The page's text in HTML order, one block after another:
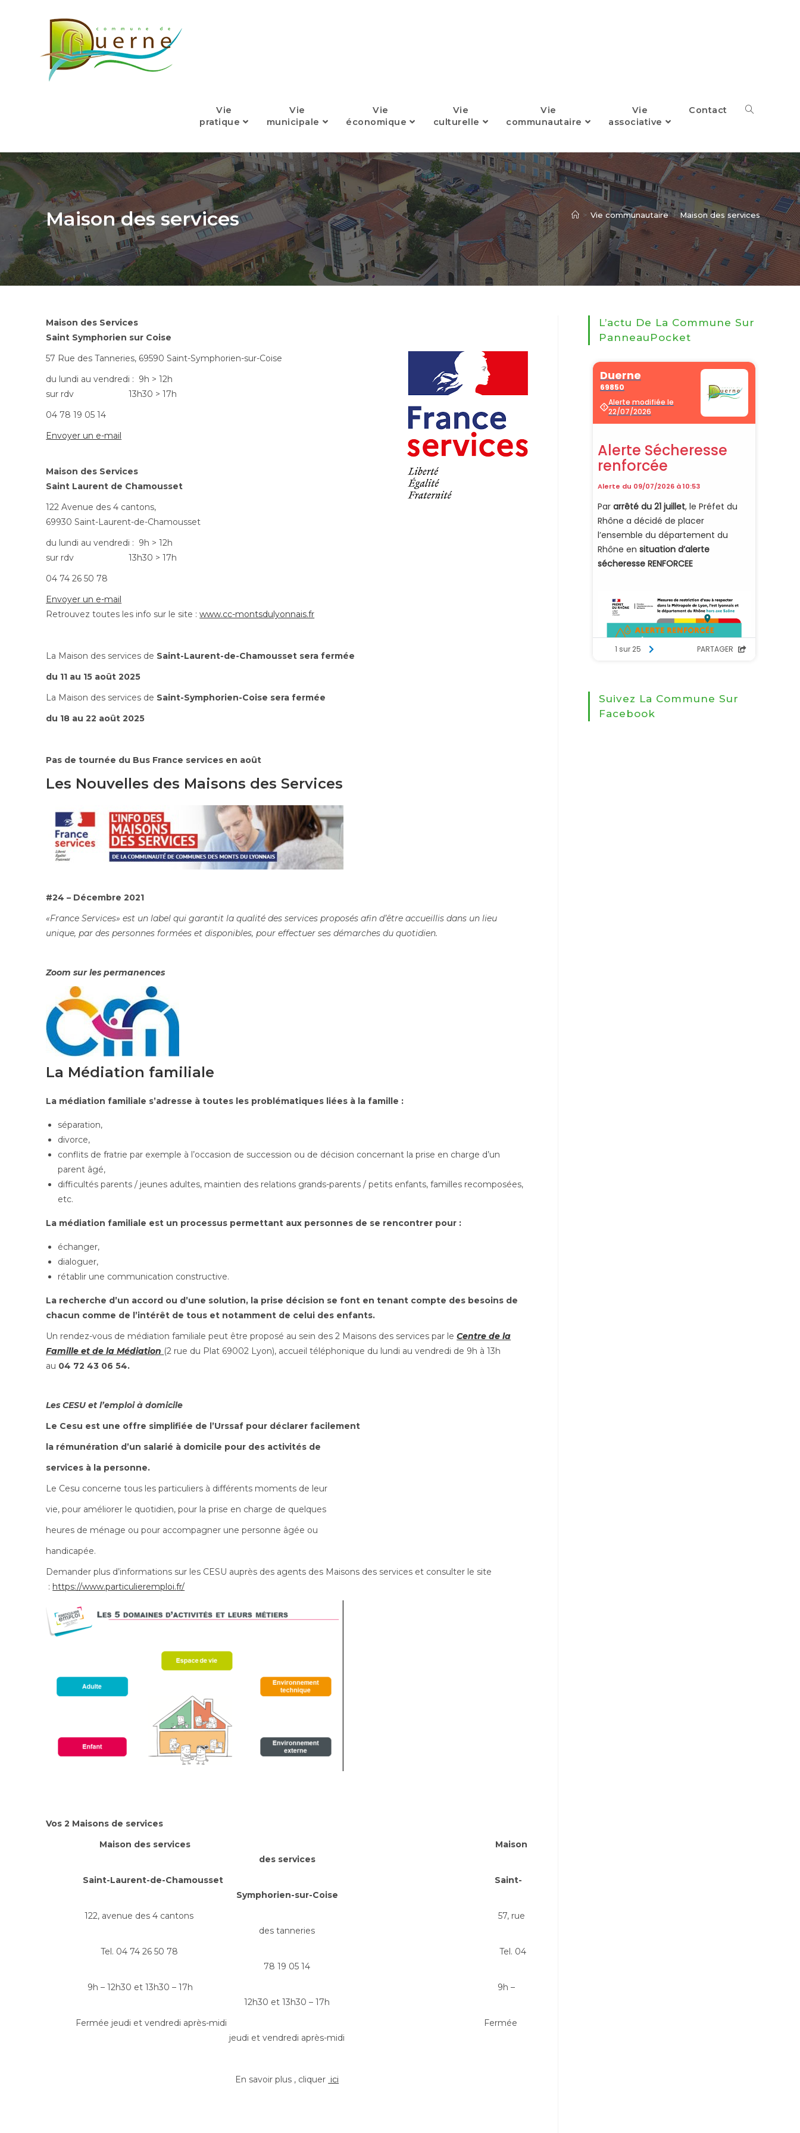
Vie
pratique
Vie
municipale
Vie
économique
Vie
culturelle
Vie
communautaire
Vie
associative
Contact
Toggle
Maison des services > Vie communautaire > Maison des services
Maison des Services
Saint Symphorien sur Coise
57 Rue des Tanneries, 69590 Saint-Symphorien-sur-Coise
du lundi au vendredi : 9h > 12h
sur rdv 13h30 > 17h
04 78 19 05 14
Envoyer un e-mail
Maison des Services
Saint Laurent de Chamousset
122 Avenue des 4 cantons,
69930 Saint-Laurent-de-Chamousset
du lundi au vendredi : 9h > 12h
sur rdv 13h30 > 17h
04 74 26 50 78
Envoyer un e-mail
Retrouvez toutes les info sur le site :www.cc-montsdulyonnais.fr
La Maison des services de Saint-Laurent-de-Chamousset sera fermée
du 11 au 15 août 2025
La Maison des services de Saint-Symphorien-Coise sera fermée
du 18 au 22 août 2025
Pas de tournée du Bus France services en août
Les Nouvelles des Maisons des Services
#24 – Décembre 2021
«France Services» est un label qui garantit la qualité des services proposés afin d’être accueillis dans un lieu
unique, par des personnes formées et disponibles, pour effectuer ses démarches du quotidien.
Zoom sur les permanences
La Médiation familiale
La médiation familiale s’adresse à toutes les problématiques liées à la famille :
séparation,
divorce,
conflits de fratrie par exemple à l’occasion de succession ou de décision concernant la prise en charge d’un
parent âgé,
difficultés parents / jeunes adultes, maintien des relations grands-parents / petits enfants, familles recomposées,
etc.
La médiation familiale est un processus permettant aux personnes de se rencontrer pour :
échanger,
dialoguer,
rétablir une communication constructive.
La recherche d’un accord ou d’une solution, la prise décision se font en tenant compte des besoins de
chacun comme de l’intérêt de tous et notamment de celui des enfants.
Un rendez-vous de médiation familiale peut être proposé au sein des 2 Maisons des services par leCentre de la
Famille et de la Médiation (2 rue du Plat 69002 Lyon), accueil téléphonique du lundi au vendredi de 9h à 13h
au 04 72 43 06 54.
Les CESU et l’emploi à domicile
Le Cesu est une offre simplifiée de l’Urssaf pour déclarer facilement
la rémunération d’un salarié à domicile pour des activités de
services à la personne.
Le Cesu concerne tous les particuliers à différents moments de leur
vie, pour améliorer le quotidien, pour la prise en charge de quelques
heures de ménage ou pour accompagner une personne âgée ou
handicapée.
Demander plus d’informations sur les CESU auprès des agents des Maisons des services et consulter le site
: https://www.particulieremploi.fr/
Vos 2 Maisons de services
Maison des services Maison
des services
Saint-Laurent-de-Chamousset Saint-
Symphorien-sur-Coise
122, avenue des 4 cantons 57, rue
des tanneries
Tel. 04 74 26 50 78 Tel. 04
78 19 05 14
9h – 12h30 et 13h30 – 17h 9h –
12h30 et 13h30 – 17h
Fermée jeudi et vendredi après-midi Fermée
jeudi et vendredi après-midi
En savoir plus , cliquer ici
L’actu De La Commune Sur
PanneauPocket
Suivez La Commune Sur
Facebook